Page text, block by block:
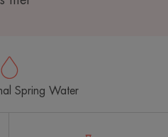
Spring Water